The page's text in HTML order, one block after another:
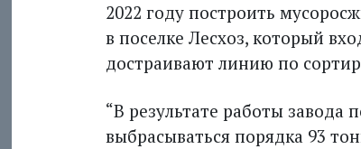
2022 году построить
в поселке Лесхоз, который
достраивают линию по
“В результате работы завода
выбрасываться порядка 93